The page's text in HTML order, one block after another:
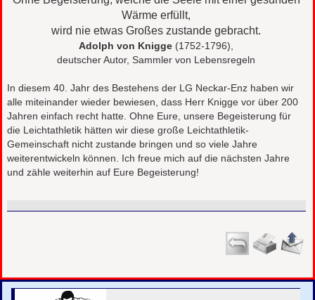
Wärme erfüllt,
wird nie etwas Großes zustande gebracht.
Adolph von Knigge (1752-1796),
deutscher Autor, Sammler von Lebensregeln
In diesem 40. Jahr des Bestehens der LG Neckar-Enz haben wir
alle miteinander wieder bewiesen, dass Herr Knigge vor über 200
Jahren einfach recht hatte. Ohne Eure, unsere Begeisterung für
die Leichtathletik hätten wir diese große Leichtathletik-
Gemeinschaft nicht zustande bringen und so viele Jahre
weiterentwickeln können. Ich freue mich auf die nächsten Jahre
und zähle weiterhin auf Eure Begeisterung!